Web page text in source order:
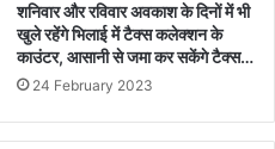
शनिवार और रविवार अवकाश के दिनों में भी
खुले रहेंगे भिलाई में टैक्स कलेक्शन के
काउंटर, आसानी से जमा कर सकेंगे टैक्स…
24 February 2023